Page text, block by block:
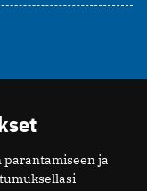
parantamiseen ja